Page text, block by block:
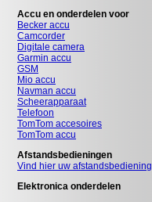
Accu en onderdelen voor
Becker accu
Camcorder
Digitale camera
Garmin accu
GSM
Mio accu
Navman accu
Scheerapparaat
Telefoon
TomTom accesoires
TomTom accu
Afstandsbedieningen
Vind hier uw afstandsbediening
Elektronica onderdelen